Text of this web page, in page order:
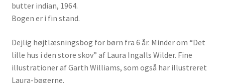
butter indian, 1964.
Bogen er i fin stand.
Dejlig højtlæsningsbog for børn fra 6 år. Minder om “Det
lille hus i den store skov” af Laura Ingalls Wilder. Fine
illustrationer af Garth Williams, som også har illustreret
Laura-bøgerne.